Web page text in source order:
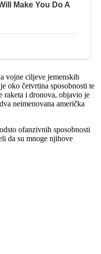
vojne ciljeve jemenskih
oko četvrtina sposobnosti te
raketa i dronova, objavio je
neimenovana američka
ofanzivnih sposobnosti
da su mnoge njihove